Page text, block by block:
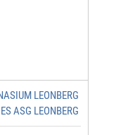
LEONBERG
ASG LEONBERG